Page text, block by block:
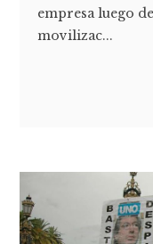
empresa luego
movilizac...